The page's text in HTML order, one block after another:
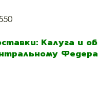
Калуга и